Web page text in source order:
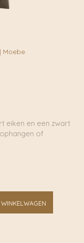
Moebe
eiken en een zwart
of